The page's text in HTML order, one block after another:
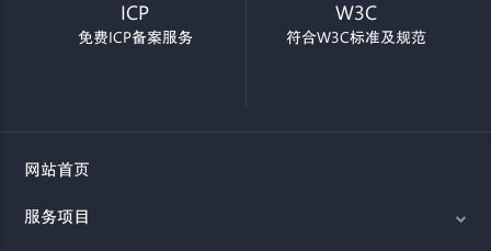
ICP
免费ICP备案服务
W3C
符合W3C标准及规范
网站首页
服务项目